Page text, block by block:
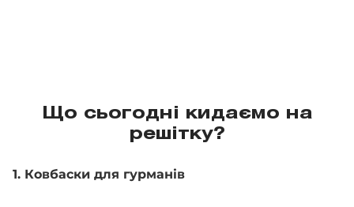
Що сьогодні кидаємо на
решітку?
1. Ковбаски для гурманів